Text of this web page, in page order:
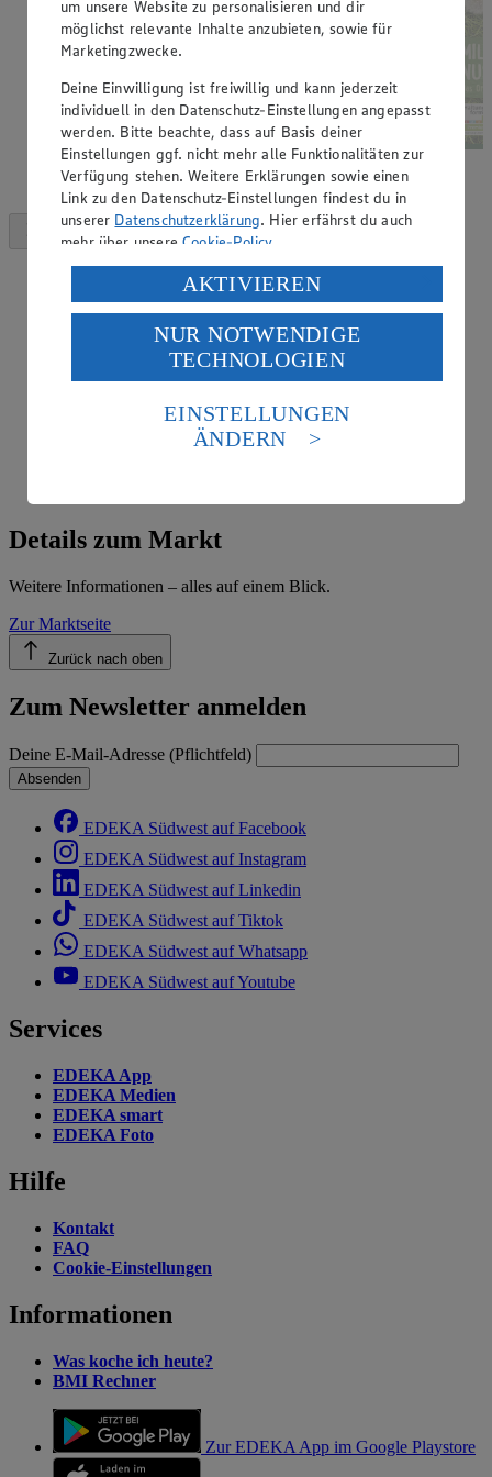
Details zum Markt
Weitere Informationen – alles auf einem Blick.
Zur Marktseite
Zurück nach oben
Zum Newsletter anmelden
Deine E-Mail-Adresse (Pflichtfeld)
Absenden
EDEKA Südwest auf Facebook
EDEKA Südwest auf Instagram
EDEKA Südwest auf Linkedin
EDEKA Südwest auf Tiktok
EDEKA Südwest auf Whatsapp
EDEKA Südwest auf Youtube
Services
EDEKA App
EDEKA Medien
EDEKA smart
EDEKA Foto
Hilfe
Kontakt
FAQ
Cookie-Einstellungen
Informationen
Was koche ich heute?
BMI Rechner
Zur EDEKA App im Google Playstore
um unsere Website zu personalisieren und dir
möglichst relevante Inhalte anzubieten, sowie für
Marketingzwecke.
Deine Einwilligung ist freiwillig und kann jederzeit
individuell in den Datenschutz-Einstellungen angepasst
werden. Bitte beachte, dass auf Basis deiner
Einstellungen ggf. nicht mehr alle Funktionalitäten zur
Verfügung stehen. Weitere Erklärungen sowie einen
Link zu den Datenschutz-Einstellungen findest du in
unserer Datenschutzerklärung. Hier erfährst du auch
mehr über unsereCookie-Policy.
Verarbeitung deiner personenbezogenen Daten in den
USA durch Facebook und YouTube:
Wenn du auf „Aktivieren“ klickst, willigst du im Sinne
des Art. 49 Abs. 1 Satz 1 lit. a) DSGVO ein, dass deine
Daten in den USA verarbeitet werden. Der EuGH sieht
die USA als Land mit einem nach europäischen
Standards nicht angemessenen Datenschutzniveau an.
Es besteht das Risiko eines Zugriffs durch US-
Informationen zum Herausgeber der Seite findest du
im
Impressum
AKTIVIEREN
NUR NOTWENDIGE
TECHNOLOGIEN
EINSTELLUNGEN
ÄNDERN